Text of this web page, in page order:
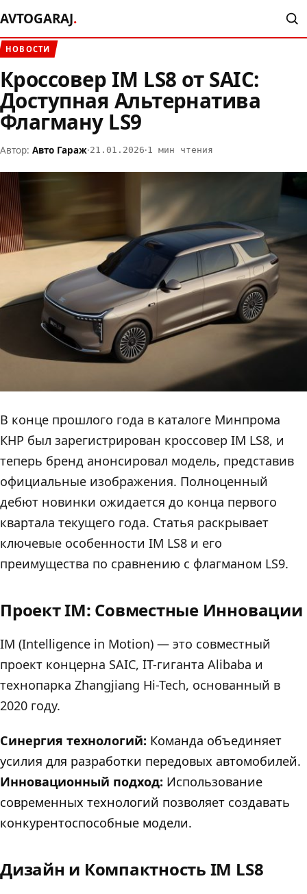
AVTOGARAJ.
НОВОСТИ
Кроссовер IM LS8 от SAIC:
Доступная Альтернатива
Флагману LS9
Автор: Авто Гараж·21.01.2026·1 мин чтения
В конце прошлого года в каталоге Минпрома
КНР был зарегистрирован кроссовер IM LS8, и
теперь бренд анонсировал модель, представив
официальные изображения. Полноценный
дебют новинки ожидается до конца первого
квартала текущего года. Статья раскрывает
ключевые особенности IM LS8 и его
преимущества по сравнению с флагманом LS9.
Проект IM: Совместные Инновации
IM (Intelligence in Motion) — это совместный
проект концерна SAIC, IT-гиганта Alibaba и
технопарка Zhangjiang Hi-Tech, основанный в
2020 году.
Синергия технологий: Команда объединяет
усилия для разработки передовых автомобилей.
Инновационный подход: Использование
современных технологий позволяет создавать
конкурентоспособные модели.
Дизайн и Компактность IM LS8